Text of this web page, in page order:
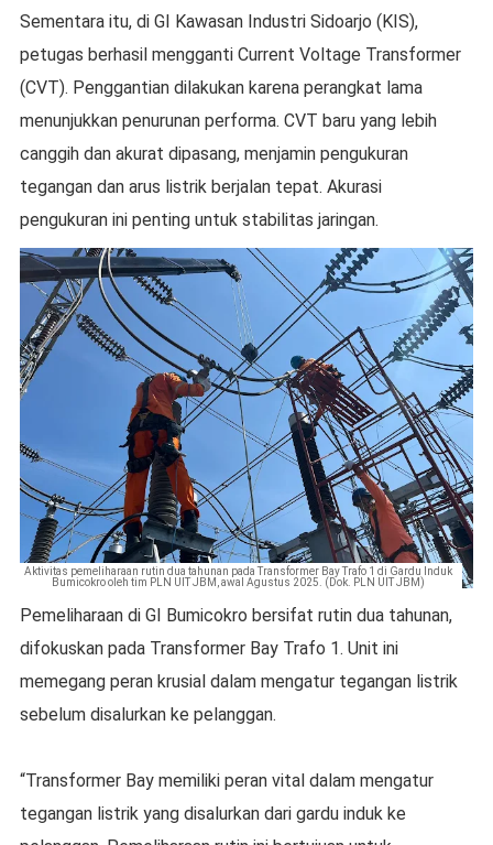
Sementara itu, di GI Kawasan Industri Sidoarjo (KIS),
petugas berhasil mengganti Current Voltage Transformer
(CVT). Penggantian dilakukan karena perangkat lama
menunjukkan penurunan performa. CVT baru yang lebih
canggih dan akurat dipasang, menjamin pengukuran
tegangan dan arus listrik berjalan tepat. Akurasi
pengukuran ini penting untuk stabilitas jaringan.
Aktivitas pemeliharaan rutin dua tahunan pada Transformer Bay Trafo 1 di Gardu Induk
Bumicokro oleh tim PLN UIT JBM, awal Agustus 2025. (Dok. PLN UIT JBM)
Pemeliharaan di GI Bumicokro bersifat rutin dua tahunan,
difokuskan pada Transformer Bay Trafo 1. Unit ini
memegang peran krusial dalam mengatur tegangan listrik
sebelum disalurkan ke pelanggan.
“Transformer Bay memiliki peran vital dalam mengatur
tegangan listrik yang disalurkan dari gardu induk ke